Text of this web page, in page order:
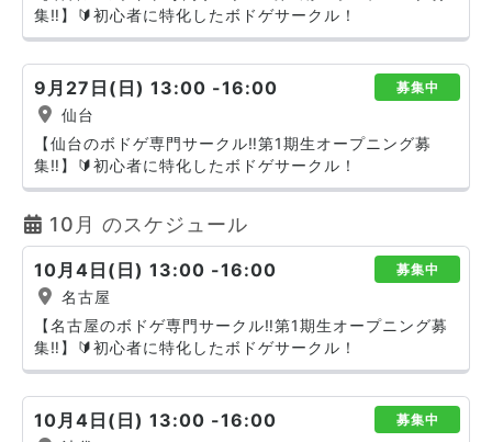
集‼️】🔰初心者に特化したボドゲサークル！
9月27日(日) 13:00 -16:00 募集中
仙台
【仙台のボドゲ専門サークル‼️第1期生オープニング募
集‼️】🔰初心者に特化したボドゲサークル！
10月 のスケジュール
10月4日(日) 13:00 -16:00 募集中
名古屋
【名古屋のボドゲ専門サークル‼️第1期生オープニング募
集‼️】🔰初心者に特化したボドゲサークル！
10月4日(日) 13:00 -16:00 募集中